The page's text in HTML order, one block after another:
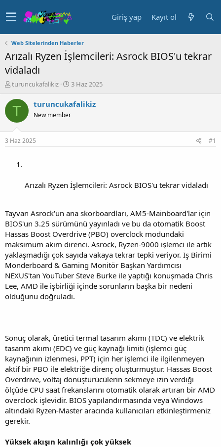
Giriş yap Kayıt ol
Web Sitelerinden Haberler
Arızalı Ryzen İşlemcileri: Asrock BIOS'u tekrar
vidaladı
K
n
y
b
a
turuncukafalikiz
B
ş
r
i
3 Haz 2025
T turuncukafalikiz
New member
3 Haz 2025 #1
Arızalı Ryzen İşlemcileri: Asrock BIOS'u tekrar vidaladı
Tayvan Asrock'un ana skorboardları, AM5-Mainboard'lar için
BIOS'un 3.25 sürümünü yayınladı ve bu da otomatik Boost
Hassas Boost Overdrive (PBO) overclock modundaki
maksimum akım direnci. Asrock, Ryzen-9000 işlemci ile artık
yaklaşmadığı çok sayıda vakaya tekrar tepki veriyor. İş Birimi
Monderboard & Gaming Monitör Başkan Yardımcısı
NEXUS'tan YouTuber Steve Burke ile yaptığı konuşmada Chris
Lee, AMD ile işbirliği içinde sorunların başka bir nedeni
olduğunu doğruladı.
Sonuç olarak, üretici termal tasarım akımı (TDC) ve elektrik
tasarım akımı (EDC) ve güç kaynağı limiti (işlemci güç
kaynağının izlenmesi, PPT) için her işlemci ile ilgilenmeyen
aktif bir PBO ile elektriğe direnç oluşturmuştur. Hassas Boost
Overdrive, voltaj dönüştürücülerin sekmeye izin verdiği
ölçüde CPU saat frekanslarını otomatik olarak artıran bir AMD
overclock işlevidir. BIOS yapılandırmasında veya Windows
altındaki Ryzen-Master aracında kullanıcıları etkinleştirmeniz
gerekir.
Yüksek akışın kalınlığı çok yüksek